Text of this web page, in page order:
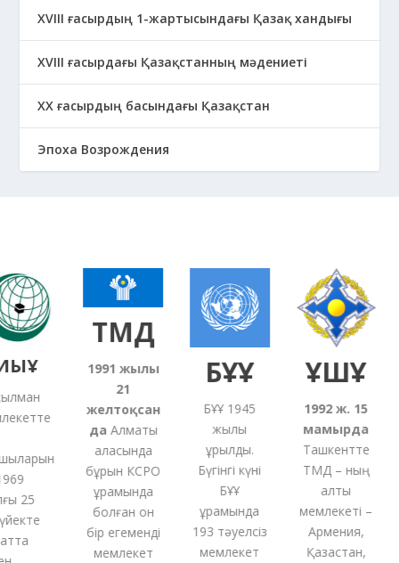
ХVIII ғасырдың 1-жартысындағы Қазақ хандығы
ХVІІІ ғасырдағы Қазақстанның мәдениеті
ХХ ғасырдың басындағы Қазақстан
Эпоха Возрождения
25
ТМД
1991жылғы
21
желтоқсан
даАлматы
қаласында
бұрын КСРО
құрамында
болғанон
бір егеменді
мемлекет
БҰҰ
БҰҰ 1945
жылы
құрылды.
Бүгінгі күні
БҰҰ
құрамында
193 тәуелсіз
мемлекет
ҰҚШҰ
1992 ж. 15
мамырда
Ташкентте
ТМД – ның
алты
мемлекеті –
Армения,
Қазақстан,